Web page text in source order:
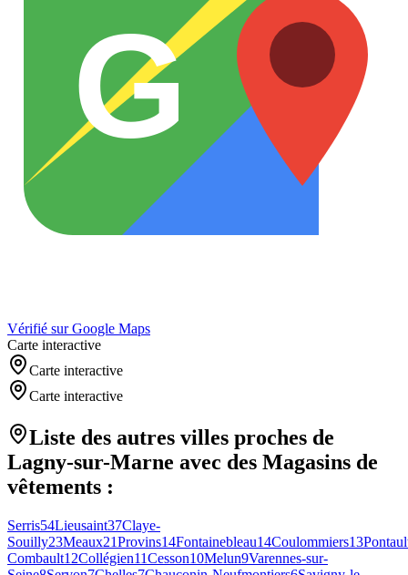
G
Vérifié sur Google Maps
Carte interactive
Carte interactive
Carte interactive
Liste des autres villes proches de
Lagny-sur-Marne avec des Magasins de
vêtements :
Serris54Lieusaint37Claye-
Souilly23Meaux21Provins14Fontainebleau14Coulommiers13
Combault12Collégien11Cesson10Melun9Varennes-sur-